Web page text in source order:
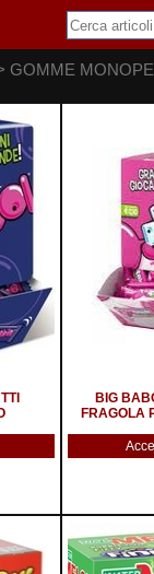
GOMME
BIG
FRAGOLA